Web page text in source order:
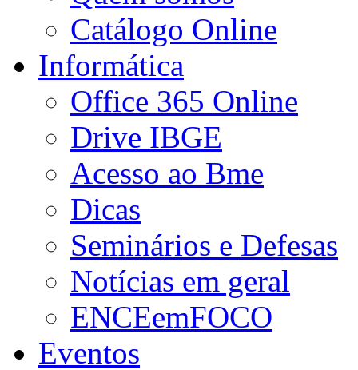
Catálogo Online
Informática
Office 365 Online
Drive IBGE
Acesso ao Bme
Dicas
Seminários e Defesas
Notícias em geral
ENCEemFOCO
Eventos